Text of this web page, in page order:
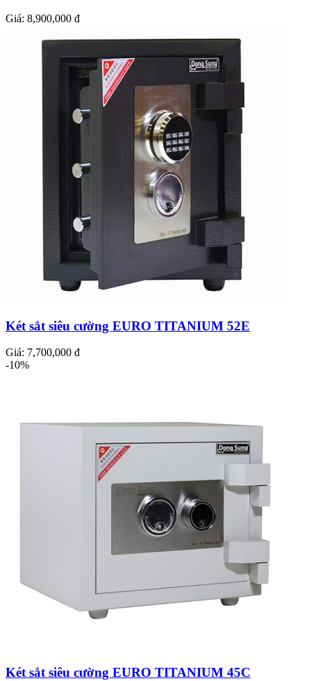
Giá: 8,900,000 đ
Két sắt siêu cường EURO TITANIUM 52E
Giá: 7,700,000 đ
-10%
Két sắt siêu cường EURO TITANIUM 45C